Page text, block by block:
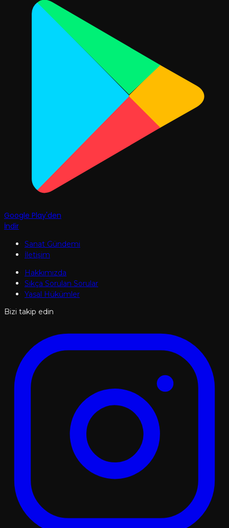
Google Play'den
İndir
Sanat Gündemi
İletişim
Hakkımızda
Sıkça Sorulan Sorular
Yasal Hükümler
Bizi takip edin